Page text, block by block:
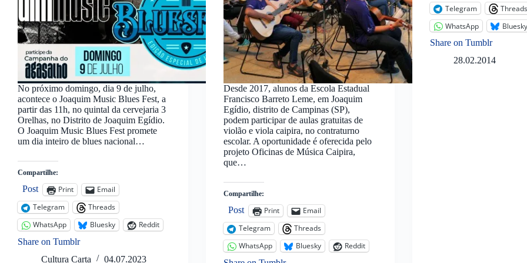
No próximo domingo, dia 9 de julho,
acontece o Joaquim Music Blues Fest, a
partir das 11h, no quintal da cervejaria 3
Orelhas, no Distrito de Joaquim Egídio.
O Joaquim Music Blues Fest promete
um dia inteiro de blues nacional…
Compartilhe:
Post Print
Email
Telegram
Threads
WhatsApp
Bluesky
Reddit
Share on Tumblr
Cultura Carta
04.07.2023
Desde 2017, alunos da Escola Estadual
Francisco Barreto Leme, em Joaquim
Egídio, distrito de Campinas (SP),
podem participar de aulas gratuitas de
violão e viola caipira, no contraturno
escolar. A oportunidade é oferecida pelo
projeto Oficinas de Música Caipira,
que…
Compartilhe:
Post Print
Email
Telegram
Threads
WhatsApp
Bluesky
Reddit
Telegram
Threads
WhatsApp
Bluesky
Share on Tumblr
28.02.2014